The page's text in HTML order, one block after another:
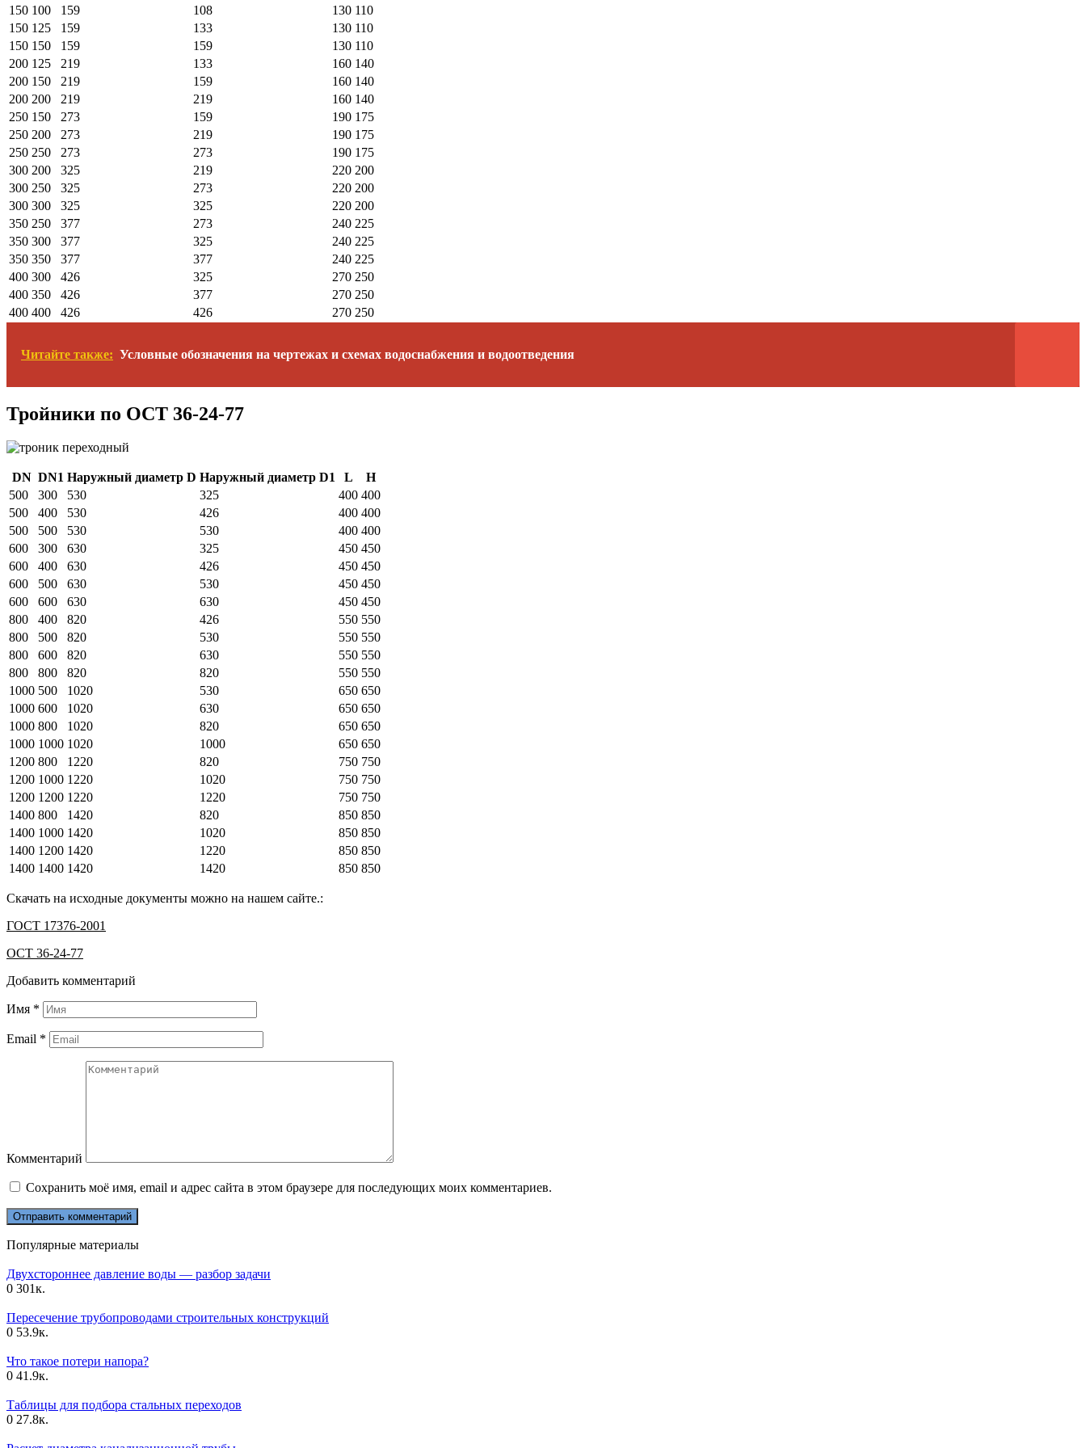
150 100 159 108 130 110
150 125 159 133 130 110
150 150 159 159 130 110
200 125 219 133 160 140
200 150 219 159 160 140
200 200 219 219 160 140
250 150 273 159 190 175
250 200 273 219 190 175
250 250 273 273 190 175
300 200 325 219 220 200
300 250 325 273 220 200
300 300 325 325 220 200
350 250 377 273 240 225
350 300 377 325 240 225
350 350 377 377 240 225
400 300 426 325 270 250
400 350 426 377 270 250
400 400 426 426 270 250
Читайте также: Условные обозначения на чертежах и схемах водоснабжения и водоотведения
Тройники по ОСТ 36-24-77
DN DN1 Наружный диаметр D Наружный диаметр D1 L
H
500
300 530 325 400 400
500
400 530 426 400 400
500
500 530 530 400 400
600
300 630 325 450 450
600
400 630 426 450 450
600
500 630 530 450 450
600
600 630 630 450 450
800
400 820 426 550 550
800
500 820 530 550 550
800
600 820 630 550 550
800
800 820 820 550 550
1000 500 1020 530 650 650
1000 600 1020 630 650 650
1000 800 1020 820 650 650
1000 1000 1020 1000 650 650
1200 800 1220 820 750 750
1200 1000 1220 1020 750 750
1200 1200 1220 1220 750 750
1400 800 1420 820 850 850
1400 1000 1420 1020 850 850
1400 1200 1420 1220 850 850
1400 1400 1420 1420 850 850
Скачать на исходные документы можно на нашем сайте.:
ГОСТ 17376-2001
ОСТ 36-24-77
Добавить комментарий
Имя *
Email *
Комментарий
Сохранить моё имя, email и адрес сайта в этом браузере для последующих моих комментариев.
Популярные материалы
Двухстороннее давление воды — разбор задачи
0 301к.
Пересечение трубопроводами строительных конструкций
0 53.9к.
Что такое потери напора?
0 41.9к.
Таблицы для подбора стальных переходов
0 27.8к.